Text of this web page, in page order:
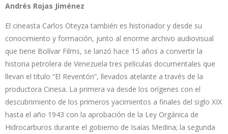
Andrés Rojas Jiménez
El cineasta Carlos Oteyza también es historiador y desde su
conocimiento y formación, junto al enorme archivo audiovisual
que tiene Bolívar Films, se lanzó hace 15 años a convertir la
historia petrolera de Venezuela tres películas documentales que
llevan el título “El Reventón”, llevados atelante a través de la
productora Cinesa. La primera va desde los orígenes con el
descubrimiento de los primeros yacimientos a finales del siglo XIX
hasta el año 1943 con la aprobación de la Ley Orgánica de
Hidrocarburos durante el gobierno de Isaías Medina; la segunda